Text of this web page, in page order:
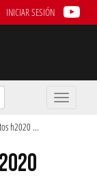
INICIAR SESIÓN
Toggle
h2020 ...